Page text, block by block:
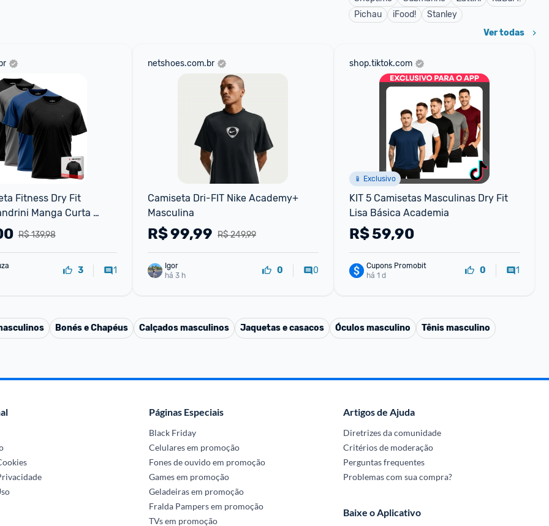
Pichau
iFood! Stanley
Ver todas
Fitness Dry Fit
Manga Curta
Treino
R$ 139,98
3 1
netshoes.com.br
Camiseta Dri-FIT Nike Academy+
Masculina
R$ 249,99
R$99,99
Igor
há 3 h
0 0
shop.tiktok.com
📱 Exclusivo
KIT 5 Camisetas Masculinas Dry Fit
Lisa Básica Academia
R$59,90
Cupons Promobit
há 1 d
0 1
Bonés e Chapéus Calçados masculinos Jaquetas e casacos Óculos masculino Tênis masculino
Páginas Especiais
Black Friday
Celulares em promoção
Fones de ouvido em promoção
Games em promoção
Geladeiras em promoção
Fralda Pampers em promoção
TVs em promoção
Artigos de Ajuda
Diretrizes da comunidade
Critérios de moderação
Perguntas frequentes
Problemas com sua compra?
Baixe o Aplicativo